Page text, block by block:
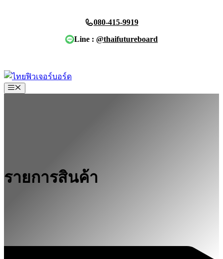
080-415-9919
Line : @thaifutureboard
Menu
รายการสินค้า